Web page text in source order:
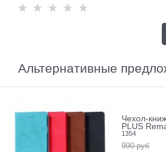
Альтернативные
Чехол-
PLUS
1354
990 руб